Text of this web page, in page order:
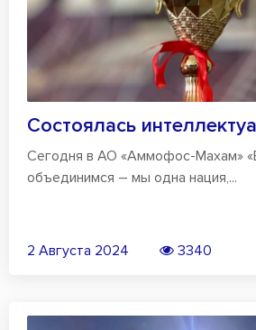
Сегодня в АО «Аммофос-Махам»
объединимся – мы одна нация,...
2 Августа 2024 3340